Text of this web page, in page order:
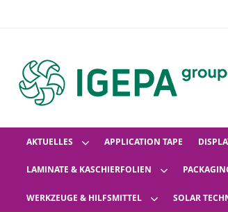
AKTUELLES APPLICATION TAPE
LAMINATE & KASCHIERFOLIEN
WERKZEUGE & HILFSMITTEL SOLAR